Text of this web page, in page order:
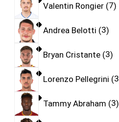
Valentin Rongier 7
Andrea Belotti 3
Bryan Cristante 3
Lorenzo Pellegrini 3
Tammy Abraham 3